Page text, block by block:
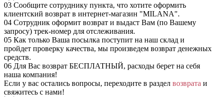
03 Сообщите сотруднику пункта, что хотите оформить
клиентский возврат в интернет-магазин "MILANA".
04 Сотрудник оформит возврат и выдаст Вам (по Вашему
запросу) трек-номер для отслеживания.
05 Как только Ваша посылка поступит на наш склад и
пройдет проверку качества, мы произведем возврат денежных
средств.
06 Для Вас возврат БЕСПЛАТНЫЙ, расходы берет на себя
наша компания!
Если у вас остались вопросы, переходите в раздел возврата и
свяжитесь с нами!